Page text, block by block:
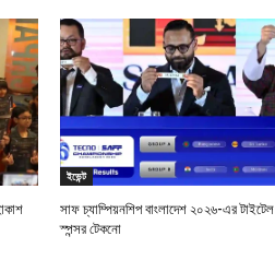
ইভেন্ট
সাফ চ্যাম্পিয়নশিপ বাংলাদেশ ২০২৬-এর টাইটেল
স্পন্সর টেকনো